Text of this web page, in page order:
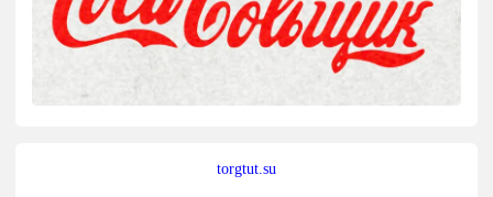
torgtut.su